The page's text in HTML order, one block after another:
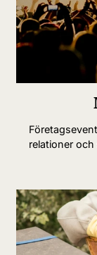
relationer